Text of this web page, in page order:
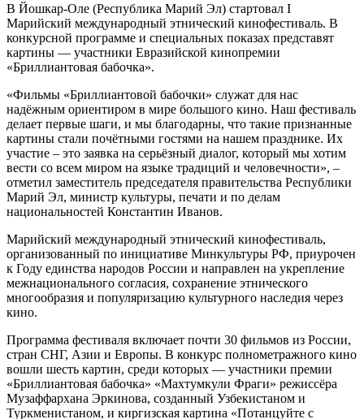
В Йошкар-Оле (Республика Марий Эл) стартовал I
Марийский международный этнический кинофестиваль. В
конкурсной программе и специальных показах представят
картины — участники Евразийской кинопремии
«Бриллиантовая бабочка».
«Фильмы «Бриллиантовой бабочки» служат для нас
надёжным ориентиром в мире большого кино. Наш фестиваль
делает первые шаги, и мы благодарны, что такие признанные
картины стали почётными гостями на нашем празднике. Их
участие – это заявка на серьёзный диалог, который мы хотим
вести со всем миром на языке традиций и человечности», –
отметил заместитель председателя правительства Республики
Марий Эл, министр культуры, печати и по делам
национальностей Константин Иванов.
Марийский международный этнический кинофестиваль,
организованный по инициативе Минкультуры РФ, приурочен
к Году единства народов России и направлен на укрепление
межнационального согласия, сохранение этнического
многообразия и популяризацию культурного наследия через
кино.
Программа фестиваля включает почти 30 фильмов из России,
стран СНГ, Азии и Европы. В конкурс полнометражного кино
вошли шесть картин, среди которых — участники премии
«Бриллиантовая бабочка» «Махтумкули Фраги» режиссёра
Музаффархана Эркинова, созданный Узбекистаном и
Туркменистаном, и киргизская картина «Потанцуйте с